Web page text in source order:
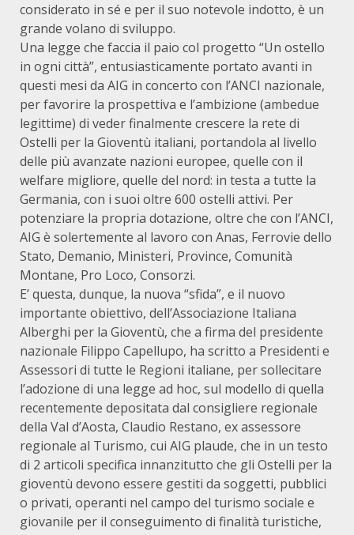
considerato in sé e per il suo notevole indotto, è un
grande volano di sviluppo.
Una legge che faccia il paio col progetto “Un ostello
in ogni città”, entusiasticamente portato avanti in
questi mesi da AIG in concerto con l’ANCI nazionale,
per favorire la prospettiva e l’ambizione (ambedue
legittime) di veder finalmente crescere la rete di
Ostelli per la Gioventù italiani, portandola al livello
delle più avanzate nazioni europee, quelle con il
welfare migliore, quelle del nord: in testa a tutte la
Germania, con i suoi oltre 600 ostelli attivi. Per
potenziare la propria dotazione, oltre che con l’ANCI,
AIG è solertemente al lavoro con Anas, Ferrovie dello
Stato, Demanio, Ministeri, Province, Comunità
Montane, Pro Loco, Consorzi.
E’ questa, dunque, la nuova “sfida”, e il nuovo
importante obiettivo, dell’Associazione Italiana
Alberghi per la Gioventù, che a firma del presidente
nazionale Filippo Capellupo, ha scritto a Presidenti e
Assessori di tutte le Regioni italiane, per sollecitare
l’adozione di una legge ad hoc, sul modello di quella
recentemente depositata dal consigliere regionale
della Val d’Aosta, Claudio Restano, ex assessore
regionale al Turismo, cui AIG plaude, che in un testo
di 2 articoli specifica innanzitutto che gli Ostelli per la
gioventù devono essere gestiti da soggetti, pubblici
o privati, operanti nel campo del turismo sociale e
giovanile per il conseguimento di finalità turistiche,